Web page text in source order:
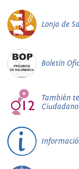
Lonja de
Boletín
También
Ciudadano